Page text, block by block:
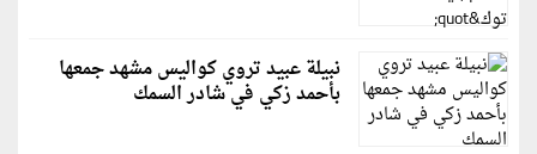
نبيلة عبيد تروي كواليس مشهد جمعها
بأحمد زكي في شادر السمك